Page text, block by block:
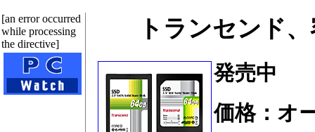
[an error occurred
while processing
the directive]
トランセンド
発売中
価格：オ